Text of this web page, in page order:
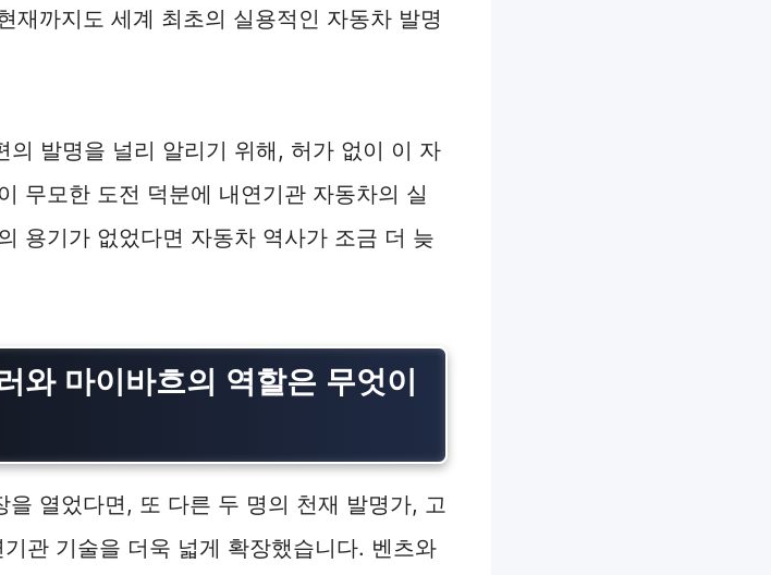
재까지도 세계 최초의 실용적인 자동차 발명
의 발명을 널리 알리기 위해, 허가 없이 이 자
무모한 도전 덕분에 내연기관 자동차의 실
용기가 없었다면 자동차 역사가 조금 더 늦
와 마이바흐의 역할은 무엇이
열었다면, 또 다른 두 명의 천재 발명가, 고
관 기술을 더욱 넓게 확장했습니다. 벤츠와